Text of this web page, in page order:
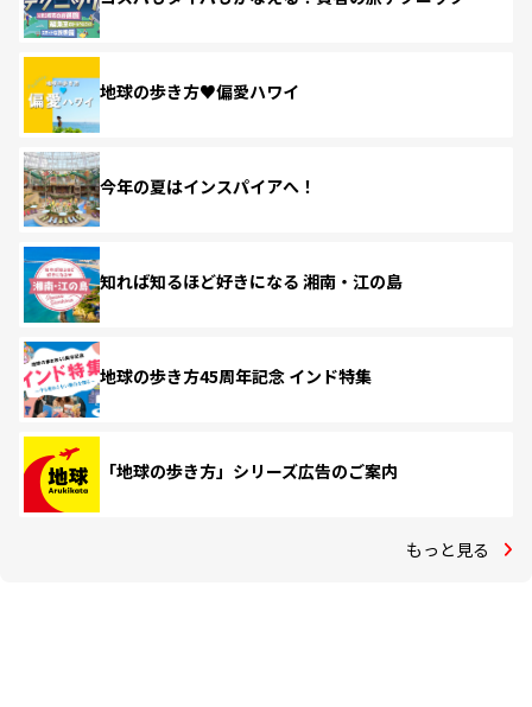
地球の歩き方♥偏愛ハワイ
今年の夏はインスパイアへ！
知れば知るほど好きになる 湘南・江の島
地球の歩き方45周年記念 インド特集
「地球の歩き方」シリーズ広告のご案内
もっと見る